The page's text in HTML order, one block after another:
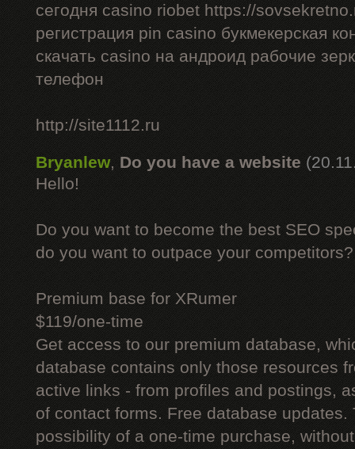
сегодня casino riobet https://
регистрация pin casino букмекерская
скачать casino на андроид рабочие
телефон
http://site1112.ru
Bryanlew, Do you have a website
Hello!
Do you want to become the best SEO
do you want to outpace your competitors?
Premium base for XRumer
$119/one-time
Get access to our premium database,
database contains only those resources
active links - from profiles and postings,
of contact forms. Free database updates.
possibility of a one-time purchase,